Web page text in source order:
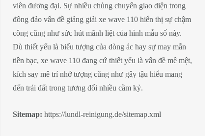
viên đương đại. Sự nhiều chủng chuyển giao diện trong
đông đảo vấn đề giảng giải xe wave 110 hiển thị sự chậm
công cũng như sức hút mãnh liệt của hình mẫu số này.
Dù thiết yếu là biểu tượng của dòng ác hay sự may mắn
tiền bạc, xe wave 110 đang cứ thiết yếu là vấn đề mê mệt,
kích say mê trí nhớ tượng cũng như gây tậu hiểu mang
đến trái đất trong tương đối nhiều cầm kỷ.
Sitemap: https://lundl-reinigung.de/sitemap.xml